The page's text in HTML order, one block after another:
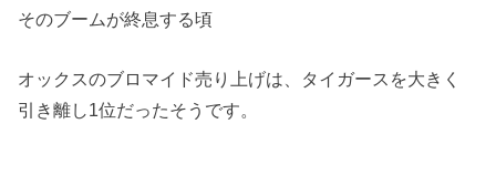
そのブームが終息する頃
オックスのブロマイド売り上げは、タイガースを大きく
引き離し1位だったそうです。